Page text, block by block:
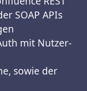
SOAP APIs
mit Nutzer-
sowie der